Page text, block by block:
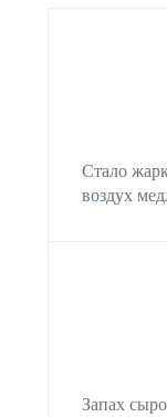
Стало
воздух
Запах